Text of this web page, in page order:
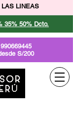
LAS LINEAS
35% 50% Dcto.
990669445
S/200